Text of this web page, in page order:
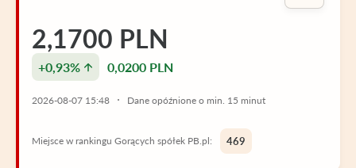
2,1700 PLN
+0,93% 0,0200 PLN
2026-08-07 15:48 Dane opóźnione o min. 15 minut
Miejsce w rankingu Gorących spółek PB.pl: 469